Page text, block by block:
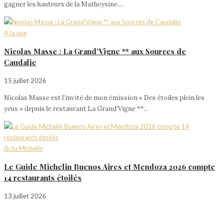
gagner les hauteurs de la Matheysine....
A la une
Nicolas Masse : La Grand’Vigne ** aux Sources de
Caudalie
15 juillet 2026
Nicolas Masse est l’invité de mon émission « Des étoiles plein les
yeux » depuis le restaurant La Grand’Vigne **...
Actu Michelin
Le Guide Michelin Buenos Aires et Mendoza 2026 compte
14 restaurants étoilés
13 juillet 2026